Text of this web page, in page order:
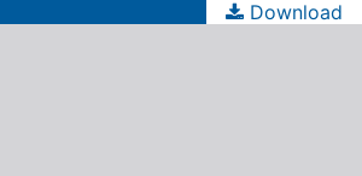
Download